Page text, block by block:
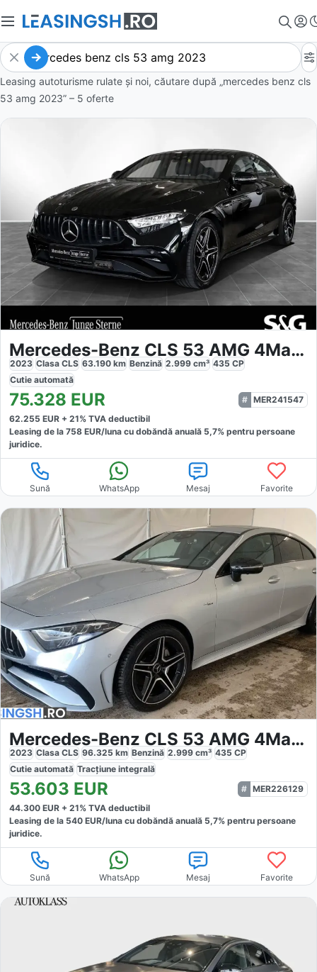
Leasing autoturisme rulate și noi, căutare după „mercedes benz cls
53 amg 2023” – 5 oferte
Mercedes-Benz CLS 53 AMG 4Matic
2023 Clasa CLS 63.190 km Benzină 2.999 cm³ 435 CP
Cutie automată
75.328 EUR
MER241547
62.255 EUR + 21% TVA deductibil
Leasing de la 758 EUR/luna cu dobăndă anuală 5,7% pentru persoane
juridice.
Sună WhatsApp Mesaj Favorite
Mercedes-Benz CLS 53 AMG 4Matic
2023 Clasa CLS 96.325 km Benzină 2.999 cm³ 435 CP
Cutie automată Tracțiune integrală
53.603 EUR
MER226129
44.300 EUR + 21% TVA deductibil
Leasing de la 540 EUR/luna cu dobăndă anuală 5,7% pentru persoane
juridice.
Sună WhatsApp Mesaj Favorite